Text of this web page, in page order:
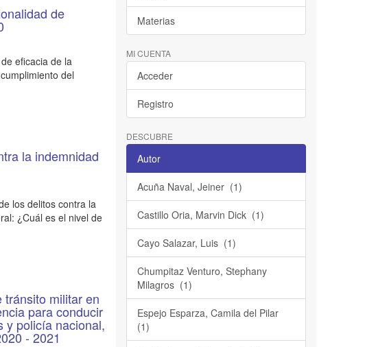
de
eficacia de la
del
la indemnidad
los delitos contra la
¿Cuál es el nivel de
militar en
para conducir
y policía nacional,
- 2021
Materias
MI CUENTA
Acceder
Registro
DESCUBRE
Autor
Acuña Naval, Jeiner (1)
Castillo Oria, Marvin Dick (1)
Cayo Salazar, Luis (1)
Chumpitaz Venturo, Stephany
Milagros (1)
Espejo Esparza, Camila del Pilar
(1)